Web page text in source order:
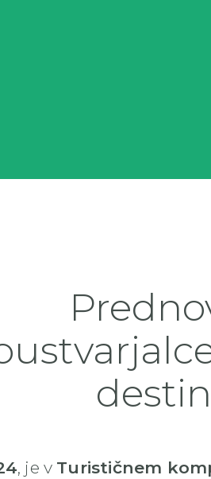
, je v Turističnem